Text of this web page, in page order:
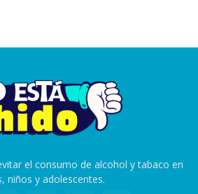
el consumo de alcohol y tabaco en
niños y adolescentes.